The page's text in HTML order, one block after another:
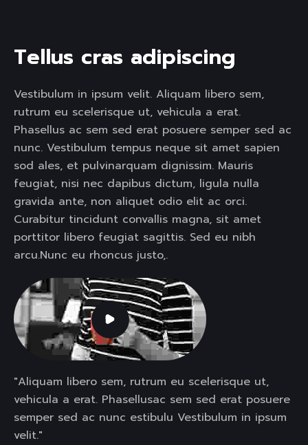
Tellus cras adipiscing
Vestibulum in ipsum velit. Aliquam libero sem,
rutrum eu scelerisque ut, vehicula a erat.
Phasellus ac sem sed erat posuere semper sed ac
nunc. Vestibulum tempus neque sit amet sapien
sod ales, et pulvinarquam dignissim. Mauris
feugiat, nisi nec dapibus dictum, ligula nulla
gravida ante, non aliquet odio elit ac orci.
Curabitur tincidunt convallis magna, sit amet
porttitor libero feugiat sagittis. Sed eu nibh
arcu.Nunc eu rhoncus justo,.
"Aliquam libero sem, rutrum eu scelerisque ut,
vehicula a erat. Phasellusac sem sed erat posuere
semper sed ac nunc estibulu Vestibulum in ipsum
velit."